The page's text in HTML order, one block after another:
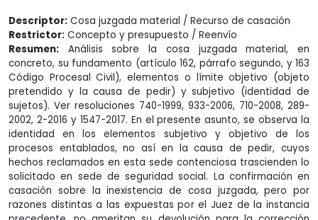
Descriptor: Cosa juzgada material / Recurso de casación
Restrictor: Concepto y presupuesto / Reenvío
Resumen: Análisis sobre la cosa juzgada material, en
concreto, su fundamento (artículo 162, párrafo segundo, y 163
Código Procesal Civil), elementos o límite objetivo (objeto
pretendido y la causa de pedir) y subjetivo (identidad de
sujetos). Ver resoluciones 740-1999, 933-2006, 710-2008, 289-
2002, 2-2016 y 1547-2017. En el presente asunto, se observa la
identidad en los elementos subjetivo y objetivo de los
procesos entablados, no así en la causa de pedir, cuyos
hechos reclamados en esta sede contenciosa trascienden lo
solicitado en sede de seguridad social. La confirmación en
casación sobre la inexistencia de cosa juzgada, pero por
razones distintas a las expuestas por el Juez de la instancia